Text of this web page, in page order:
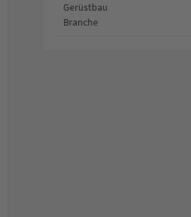
Gerüstbau
Branche